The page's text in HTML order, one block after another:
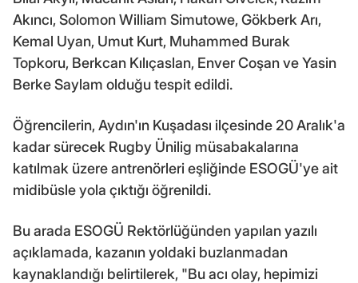
Akıncı, Solomon William Simutowe, Gökberk Arı,
Kemal Uyan, Umut Kurt, Muhammed Burak
Topkoru, Berkcan Kılıçaslan, Enver Coşan ve Yasin
Berke Saylam olduğu tespit edildi.
Öğrencilerin, Aydın'ın Kuşadası ilçesinde 20 Aralık'a
kadar sürecek Rugby Ünilig müsabakalarına
katılmak üzere antrenörleri eşliğinde ESOGÜ'ye ait
midibüsle yola çıktığı öğrenildi.
Bu arada ESOGÜ Rektörlüğünden yapılan yazılı
açıklamada, kazanın yoldaki buzlanmadan
kaynaklandığı belirtilerek, "Bu acı olay, hepimizi